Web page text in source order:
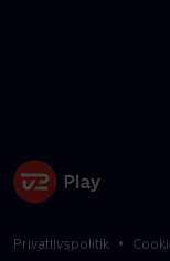
Privatlivspolitik